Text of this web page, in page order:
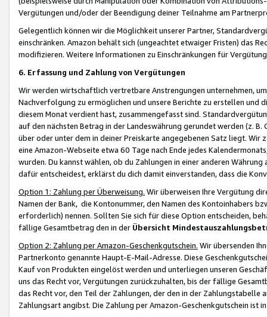
Vergütungen und/oder der Beendigung deiner Teilnahme am
Gelegentlich können wir die Möglichkeit unserer Partner,
einschränken. Amazon behält sich (ungeachtet etwaiger Fristen) das
modifizieren. Weitere Informationen zu Einschränkungen für
6. Erfassung und Zahlung von Vergütungen
Wir werden wirtschaftlich vertretbare Anstrengungen unternehmen,
Nachverfolgung zu ermöglichen und unsere Berichte zu erstellen und
diesem Monat verdient hast, zusammengefasst sind.
auf den nächsten Betrag in der Landeswährung gerundet werden (z.
über oder unter dem in deiner Preiskarte angegebenen Satz liegt.
eine Amazon-Webseite etwa 60 Tage nach Ende jedes
wurden. Du kannst wählen, ob du Zahlungen in einer anderen
dafür entscheidest, erklärst du dich damit einverstanden, dass die
Option 1: Zahlung per Überweisung. Wir überweisen Ihre Vergütung
Namen der Bank, die Kontonummer, den Namen des Kontoinhabers
erforderlich) nennen. Sollten Sie sich für diese Option entscheiden,
fällige Gesamtbetrag den in der Übersicht
Option 2: Zahlung per Amazon-Geschenkgutschein. Wir übersenden
Partnerkonto genannte Haupt-E-Mail-Adresse. Diese
Kauf von Produkten eingelöst werden und unterliegen unseren
uns das Recht vor, Vergütungen zurückzuhalten, bis der fällige
das Recht vor, den Teil der Zahlungen, der den in der
Zahlungsart angibst. Die Zahlung per Amazon-Geschenkgutschein ist